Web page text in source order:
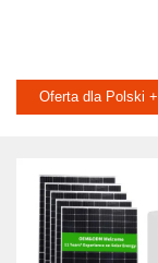
Oferta dla Polski +